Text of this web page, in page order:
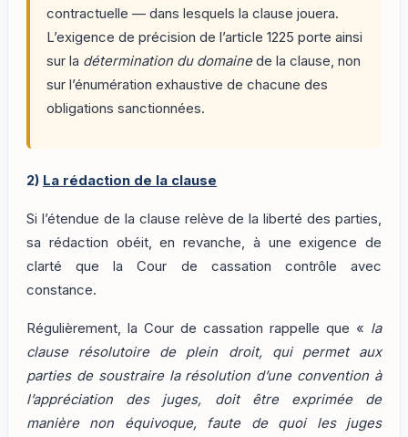
contractuelle — dans lesquels la clause jouera.
L’exigence de précision de l’article 1225 porte ainsi
sur la détermination du domainede la clause, non
sur l’énumération exhaustive de chacune des
obligations sanctionnées.
2) La rédaction de la clause
Si l’étendue de la clause relève de la liberté des parties,
sa rédaction obéit, en revanche, à une exigence de
clarté que la Cour de cassation contrôle avec
constance.
Régulièrement, la Cour de cassation rappelle que « la
clause résolutoire de plein droit, qui permet aux
parties de soustraire la résolution d’une convention à
l’appréciation des juges, doit être exprimée de
manière non équivoque, faute de quoi les juges